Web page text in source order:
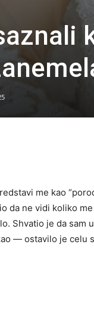
me kao
da ne vidi koliko
Shvatio je da sam
— ostavilo je celu